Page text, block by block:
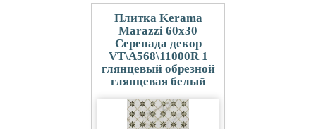
Плитка Kerama
Marazzi 60x30
Серенада декор
VT\A568\11000R 1
глянцевый обрезной
глянцевая белый